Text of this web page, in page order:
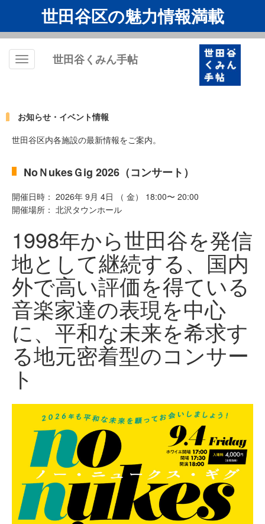
世田谷区の魅力情報満載
Toggle
世田谷くみん手帖
お知らせ・イベント情報
世田谷区内各施設の最新情報をご案内。
NoＮukesＧig 2026（コンサート）
開催日時： 2026年 9月 4日 （ 金） 18:00〜 20:00
開催場所： 北沢タウンホール
1998年から世田谷を発信
地として継続する、国内
外で高い評価を得ている
音楽家達の表現を中心
に、平和な未来を希求す
る地元密着型のコンサー
ト